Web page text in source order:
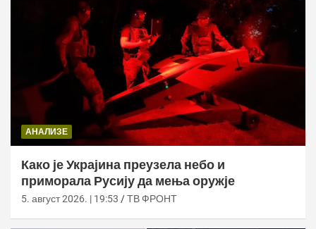
АНАЛИЗЕ
Како је Украјина преузела небо и
приморала Русију да мења оружје
5. август 2026. | 19:53 ТВ ФРОНТ